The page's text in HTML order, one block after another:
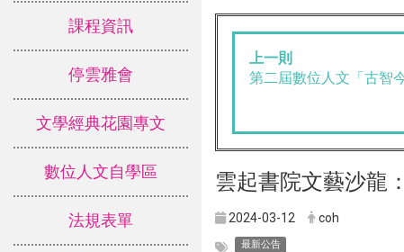
課程資訊
停雲雅會
文學經典花園專文
數位人文自學區
法規表單
上一則
第二屆數位人文「古智
雲起書院文藝沙龍
2024-03-12 coh
最新公告